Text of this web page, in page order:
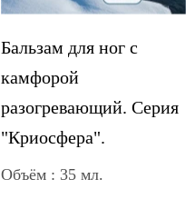
Бальзам для ног с
камфорой
разогревающий. Серия
"Криосфера".
Объём : 35 мл.